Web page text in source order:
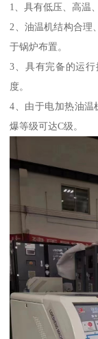
1、具有低压、高温
2、油温机结构合理
于锅炉布置。
3、具有完备的运
度。
4、由于电加热油温
爆等级可达C级。